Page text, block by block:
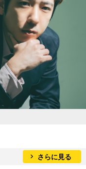
さらに見る